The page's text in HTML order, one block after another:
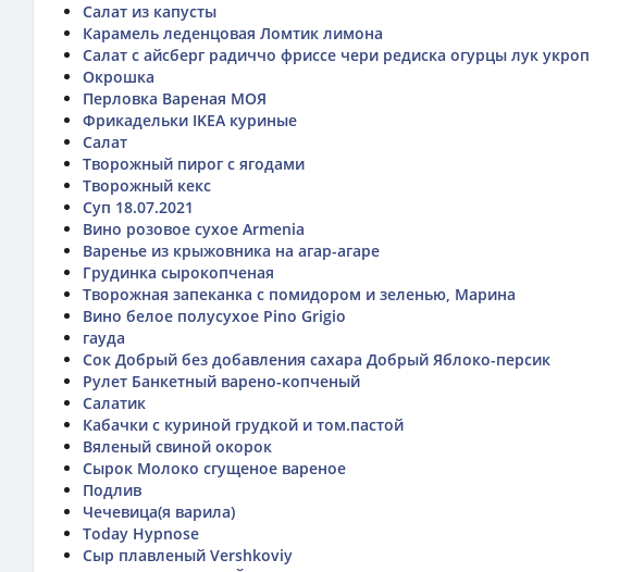
Салат из капусты
Карамель леденцовая Ломтик лимона
Салат с айсберг радиччо фриссе чери редиска огурцы лук укроп
Окрошка
Перловка Вареная МОЯ
Фрикадельки IKEA куриные
Салат
Творожный пирог с ягодами
Творожный кекс
Суп 18.07.2021
Вино розовое сухое Armenia
Варенье из крыжовника на агар-агаре
Грудинка сырокопченая
Творожная запеканка с помидором и зеленью, Марина
Вино белое полусухое Pino Grigio
гауда
Сок Добрый без добавления сахара Добрый Яблоко-персик
Рулет Банкетный варено-копченый
Салатик
Кабачки с куриной грудкой и том.пастой
Вяленый свиной окорок
Сырок Молоко сгущеное вареное
Подлив
Чечевица(я варила)
Today Hypnose
Сыр плавленый Vershkoviy